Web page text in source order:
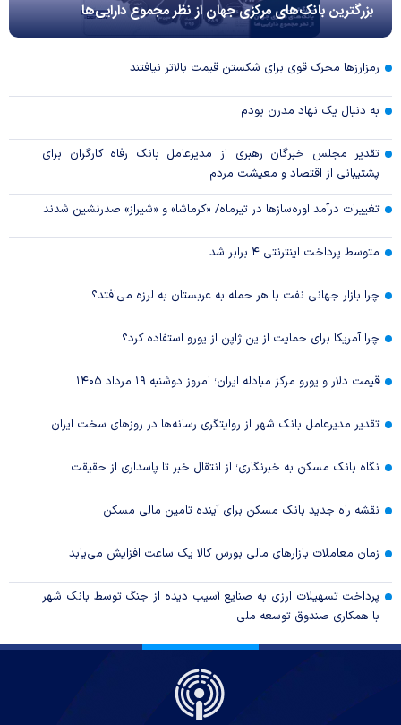
بزرگترین بانک‌های مرکزی جهان از نظر مجموع دارایی‌ها
رمزارزها محرک قوی برای شکستن قیمت بالاتر نیافتند
به دنبال یک نهاد مدرن بودم
تقدیر مجلس خبرگان رهبری از مدیرعامل بانک رفاه کارگران برای
پشتیبانی از اقتصاد و معیشت مردم
تغییرات درآمد اوره‌سازها در تیرماه/ «کرماشا» و «شیراز» صدرنشین شدند
متوسط پرداخت اینترنتی ۴ برابر شد
چرا بازار جهانی نفت با هر حمله به عربستان به لرزه می‌افتد؟
چرا آمریکا برای حمایت از ین ژاپن از یورو استفاده کرد؟
قیمت دلار و یورو مرکز مبادله ایران؛ امروز دوشنبه ۱۹ مرداد ۱۴۰۵
تقدیر مدیرعامل بانک شهر از روایتگری رسانه‌ها در روز‌های سخت ایران
نگاه بانک مسکن به خبرنگاری؛ از انتقال خبر تا پاسداری از حقیقت
نقشه راه جدید بانک مسکن برای آینده تامین مالی مسکن
زمان معاملات بازار‌های مالی بورس کالا یک ساعت افزایش می‌یابد
پرداخت تسهیلات ارزی به صنایع آسیب دیده از جنگ توسط بانک شهر
با همکاری صندوق توسعه ملی